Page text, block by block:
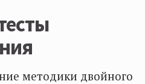
методики двойного